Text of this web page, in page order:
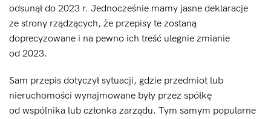
odsunął do 2023 r. Jednocześnie mamy jasne deklaracje
ze strony rządzących, że przepisy te zostaną
doprecyzowane i na pewno ich treść ulegnie zmianie
od 2023.
Sam przepis dotyczył sytuacji, gdzie przedmiot lub
nieruchomości wynajmowane były przez spółkę
od wspólnika lub członka zarządu. Tym samym popularne